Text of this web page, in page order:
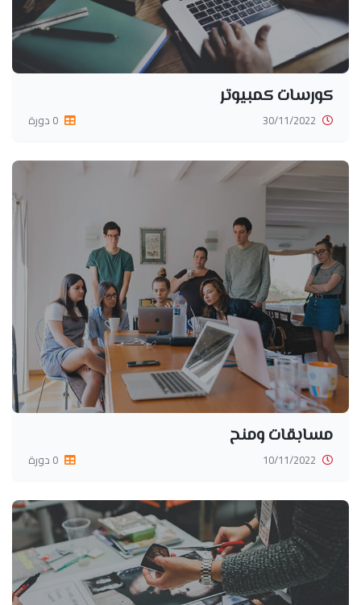
كورسات كمبيوتر
30/11/2022 0 دورة
مسابقات ومنح
10/11/2022 0 دورة